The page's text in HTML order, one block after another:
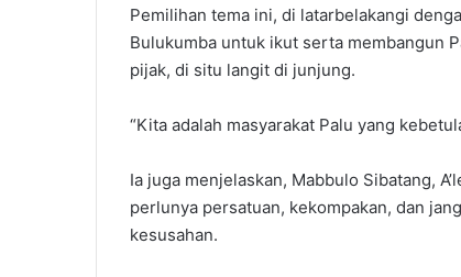
Pemilihan tema ini, di latarbelakangi
Bulukumba untuk ikut serta membangun
pijak, di situ langit di junjung.
“Kita adalah masyarakat Palu yang
Ia juga menjelaskan, Mabbulo Sibatang,
perlunya persatuan, kekompakan, dan
kesusahan.